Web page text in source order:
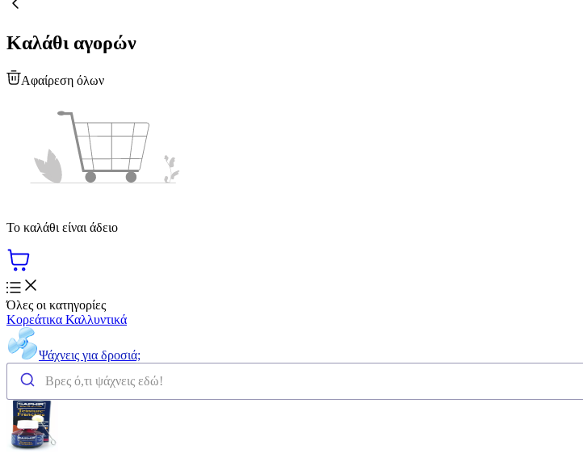
Καλάθι αγορών
Αφαίρεση όλων
Το καλάθι είναι άδειο
Όλες οι κατηγορίες
Κορεάτικα Καλλυντικά
Ψάχνεις για δροσιά;